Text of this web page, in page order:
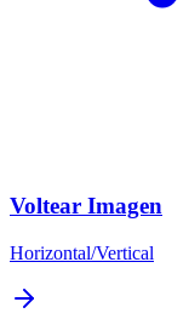
Voltear Imagen
Horizontal/Vertical